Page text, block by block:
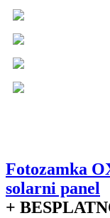
Fotozamka
solarni panel
+